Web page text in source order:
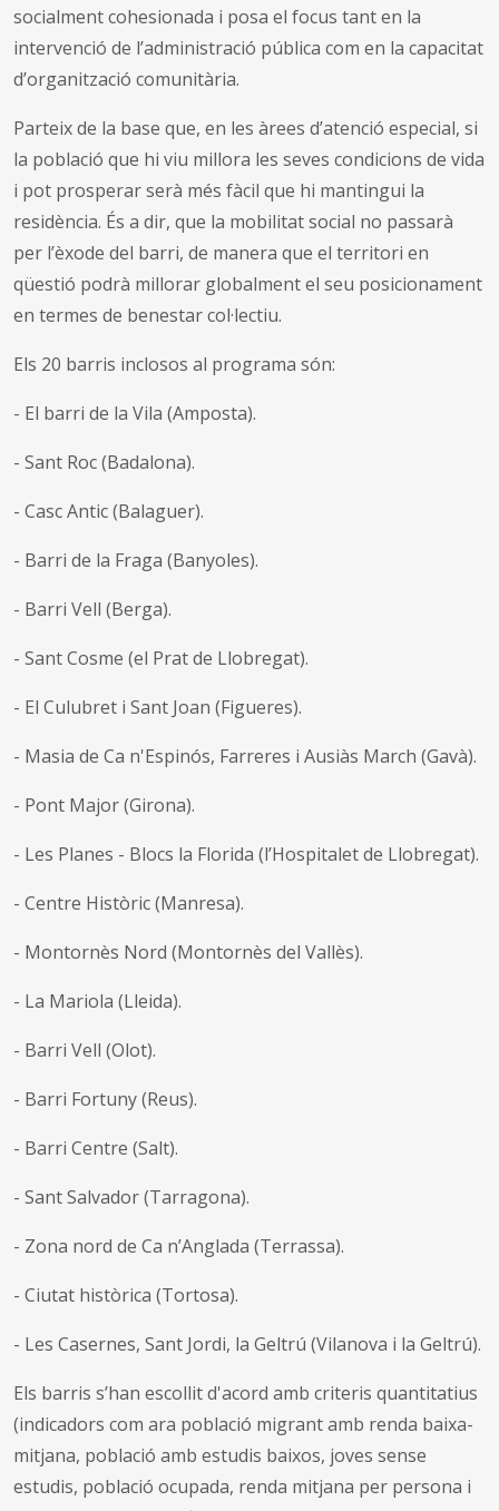
socialment cohesionada i posa el focus tant en la
intervenció de l’administració pública com en la capacitat
d’organització comunitària.
Parteix de la base que, en les àrees d’atenció especial, si
la població que hi viu millora les seves condicions de vida
i pot prosperar serà més fàcil que hi mantingui la
residència. És a dir, que la mobilitat social no passarà
per l’èxode del barri, de manera que el territori en
qüestió podrà millorar globalment el seu posicionament
en termes de benestar col·lectiu.
Els 20 barris inclosos al programa són:
- El barri de la Vila (Amposta).
- Sant Roc (Badalona).
- Casc Antic (Balaguer).
- Barri de la Fraga (Banyoles).
- Barri Vell (Berga).
- Sant Cosme (el Prat de Llobregat).
- El Culubret i Sant Joan (Figueres).
- Masia de Ca n'Espinós, Farreres i Ausiàs March (Gavà).
- Pont Major (Girona).
- Les Planes - Blocs la Florida (l’Hospitalet de Llobregat).
- Centre Històric (Manresa).
- Montornès Nord (Montornès del Vallès).
- La Mariola (Lleida).
- Barri Vell (Olot).
- Barri Fortuny (Reus).
- Barri Centre (Salt).
- Sant Salvador (Tarragona).
- Zona nord de Ca n’Anglada (Terrassa).
- Ciutat històrica (Tortosa).
- Les Casernes, Sant Jordi, la Geltrú (Vilanova i la Geltrú).
Els barris s’han escollit d'acord amb criteris quantitatius
(indicadors com ara població migrant amb renda baixa-
mitjana, població amb estudis baixos, joves sense
estudis, població ocupada, renda mitjana per persona i